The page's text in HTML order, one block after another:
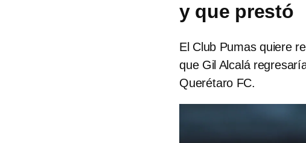
y que prestó
El Club Pumas quiere
que Gil Alcalá
Querétaro FC.